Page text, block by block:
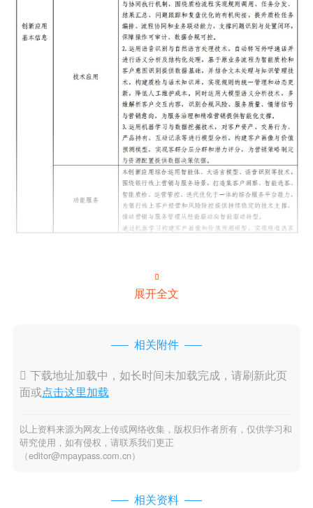

展开全文
相关附件
 下载地址加载中，如长时间未加载完成，请刷新此页
面或点击这里加载
以上资料来源为网友上传或网络收集，版权归作者所有，仅供学习和
研究使用，如有侵权，请联系我们更正
（editor@mpaypass.com.cn）
相关资料